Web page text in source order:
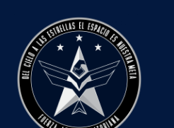
contenido